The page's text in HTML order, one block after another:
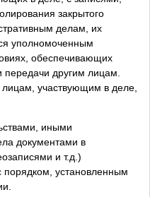
закрытого
делам, их
уполномоченным
обеспечивающих
передачи другим лицам.
участвующим в деле,
иными
документами в
и т.д.)
порядком, установленным